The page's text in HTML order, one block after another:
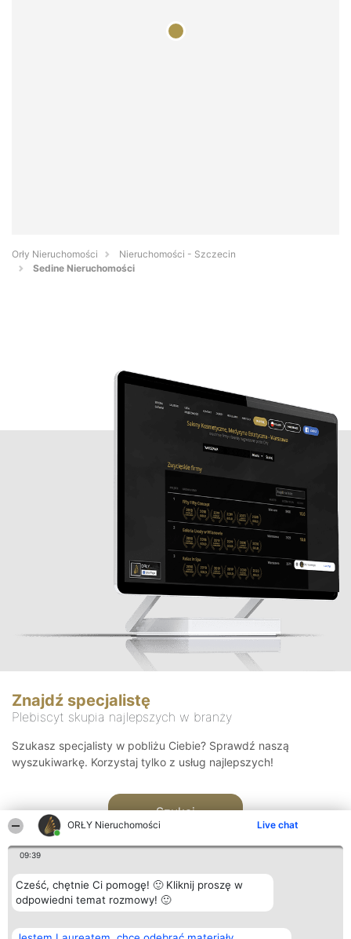
ORŁY Nieruchomości Live chat
09:39
Cześć, chętnie Ci pomogę! 🙂 Kliknij proszę w
odpowiedni temat rozmowy! 🙂
Orły Nieruchomości
Nieruchomości - Szczecin
Sedine Nieruchomości
Znajdź specjalistę
Plebiscyt skupia najlepszych w branży
Szukasz specjalisty w pobliżu Ciebie? Sprawdź naszą
wyszukiwarkę. Korzystaj tylko z usług najlepszych!
Szukaj
Organizator plebiscytu Plebiscyt Kontakt